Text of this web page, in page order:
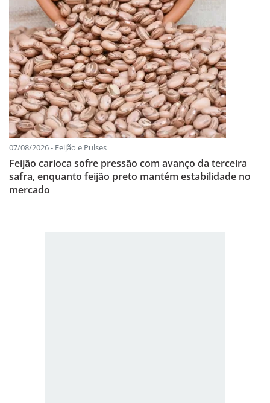
07/08/2026 - Feijão e Pulses
Feijão carioca sofre pressão com avanço da terceira
safra, enquanto feijão preto mantém estabilidade no
mercado